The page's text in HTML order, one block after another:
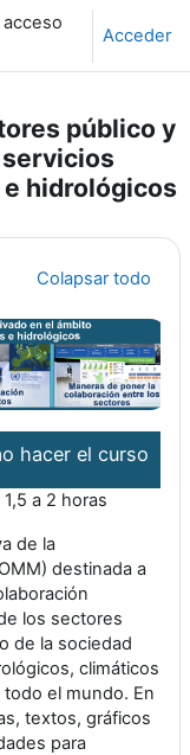
Acceder
público y
hidrológicos
Colapsar todo
hacer el curso
a 2 horas
de la
destinada a
los sectores
de la sociedad
climáticos
el mundo. En
textos, gráficos
para